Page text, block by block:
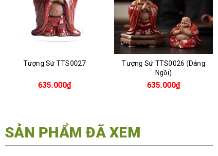
Tượng Sứ TTS0027
635.000₫
Tượng Sứ TTS0026 (Dáng
Ngồi)
635.000₫
SẢN PHẨM ĐÃ XEM